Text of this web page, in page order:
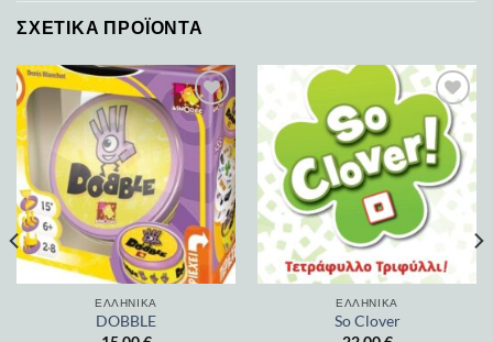
ΣΧΕΤΙΚΆ ΠΡΟΪΌΝΤΑ
Add to
wishlist
ΕΛΛΗΝΙΚΆ
DOBBLE
Add to
wishlist
ΕΛΛΗΝΙΚΆ
So Clover